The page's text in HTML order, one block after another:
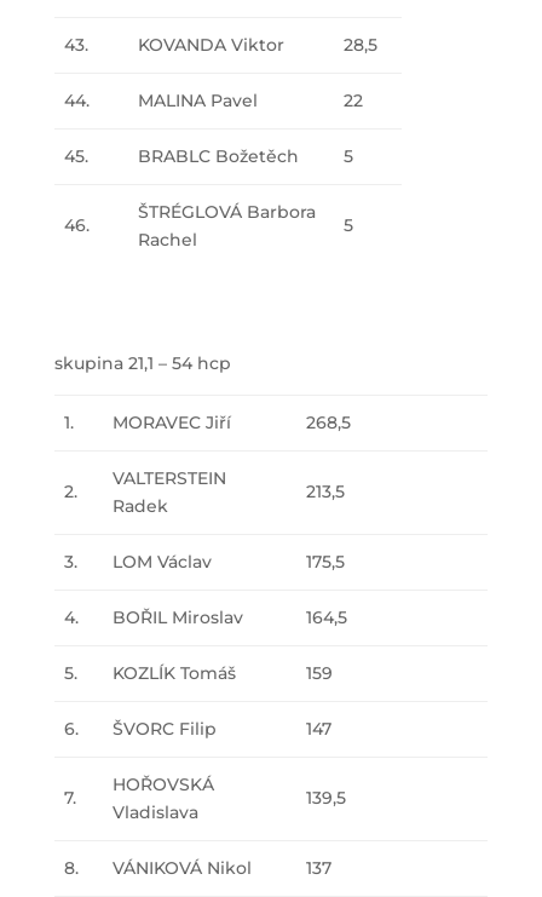
43. KOVANDA Viktor 28,5
44. MALINA Pavel 22
45. BRABLC Božetěch 5
46.
ŠTRÉGLOVÁ Barbora
Rachel
5
skupina 21,1 – 54 hcp
1. MORAVEC Jiří 268,5
2.
VALTERSTEIN
Radek
213,5
3. LOM Václav 175,5
4. BOŘIL Miroslav 164,5
5. KOZLÍK Tomáš 159
6. ŠVORC Filip 147
7.
HOŘOVSKÁ
Vladislava
139,5
8. VÁNIKOVÁ Nikol 137